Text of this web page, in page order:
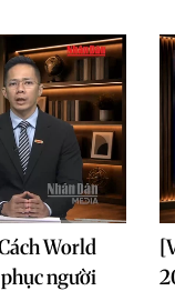
World
người